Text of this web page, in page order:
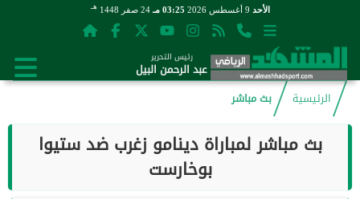
الأحد 03:25 مـ 24 صفر 1448 هـ
رئيس التحرير
عبد الرحمن البيل
الرئيسية
بث مباشر
بث مباشر لمباراة دينامو زغرب ضد ستيوا
بوخارست